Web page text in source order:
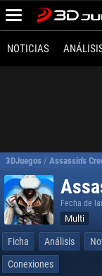
NOTICIAS
3DJuegos / Assassin's
Fecha de
Multi
Ficha Análisis
Conexiones